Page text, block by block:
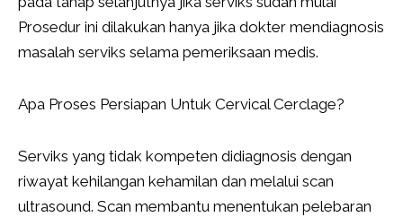
Prosedur ini dilakukan hanya jika dokter mendiagnosis
masalah serviks selama pemeriksaan medis.
Apa Proses Persiapan Untuk Cervical Cerclage?
Serviks yang tidak kompeten didiagnosis dengan
riwayat kehilangan kehamilan dan melalui scan
ultrasound. Scan membantu menentukan pelebaran